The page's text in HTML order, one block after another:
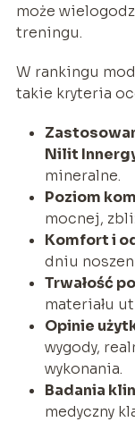
może
treningu.
W rankingu
takie kryteria
Nilit
mineralne.
Poziom
mocnej,
Komfort i
dniu
Trwałość
materiału
Opinie
wygody,
wykonania.
Badania
medyczny